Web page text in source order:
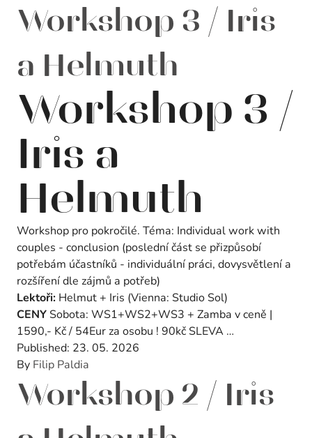
Workshop 3 / Iris
a Helmuth
Workshop 3 /
Iris a
Helmuth
Workshop pro pokročilé. Téma: Individual work with
couples - conclusion (poslední část se přizpůsobí
potřebám účastníků - individuální práci, dovysvětlení a
rozšíření dle zájmů a potřeb)
Lektoři: Helmut + Iris (Vienna: Studio Sol)
CENY Sobota: WS1+WS2+WS3 + Zamba v ceně |
1590,- Kč / 54Eur za osobu ! 90kč SLEVA …
Published: 23. 05. 2026
By Filip Paldia
Workshop 2 / Iris